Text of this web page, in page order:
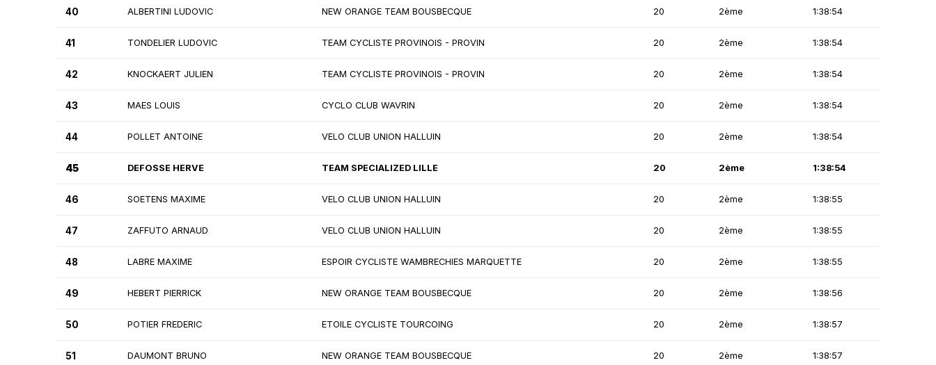
40 ALBERTINI LUDOVIC NEW ORANGE TEAM BOUSBECQUE 20 2ème 1:38:54
41 TONDELIER LUDOVIC TEAM CYCLISTE PROVINOIS - PROVIN 20 2ème 1:38:54
42 KNOCKAERT JULIEN TEAM CYCLISTE PROVINOIS - PROVIN 20 2ème 1:38:54
43 MAES LOUIS CYCLO CLUB WAVRIN 20 2ème 1:38:54
44 POLLET ANTOINE VELO CLUB UNION HALLUIN 20 2ème 1:38:54
45 DEFOSSE HERVE TEAM SPECIALIZED LILLE 20 2ème 1:38:54
46 SOETENS MAXIME VELO CLUB UNION HALLUIN 20 2ème 1:38:55
47 ZAFFUTO ARNAUD VELO CLUB UNION HALLUIN 20 2ème 1:38:55
48 LABRE MAXIME ESPOIR CYCLISTE WAMBRECHIES MARQUETTE 20 2ème 1:38:55
49 HEBERT PIERRICK NEW ORANGE TEAM BOUSBECQUE 20 2ème 1:38:56
50 POTIER FREDERIC ETOILE CYCLISTE TOURCOING 20 2ème 1:38:57
51 DAUMONT BRUNO NEW ORANGE TEAM BOUSBECQUE 20 2ème 1:38:57